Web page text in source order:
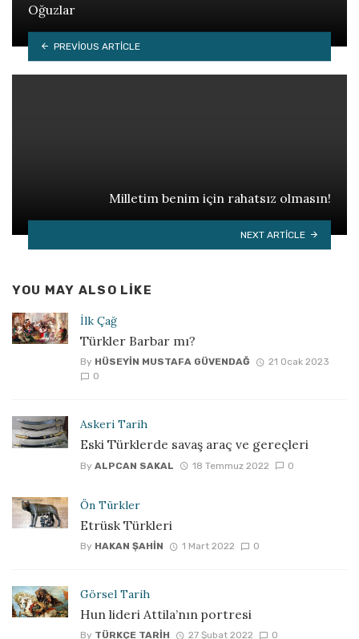
Oğuzlar
PREVIOUS ARTICLE
Milletim benim için rahatsız olmasın!
NEXT ARTICLE
YOU MAY ALSO LIKE
İlk Çağ
Türkler Barbar mı?
By HÜSEYIN MUSTAFA GÜVENDAĞ
21 Ocak 2023
0
Askeri Tarih
Eski Türklerde savaş araç ve gereçleri
By ALPCAN SAKAL 18 Temmuz 2022 0
Ön Türkler
Etrüsk Türkleri
By HAKAN ŞAHIN 1 Mart 2022 0
Görsel Tarih
Hun lideri Attila’nın portresi
By TÜRKÇE TARIH 27 Şubat 2022 0